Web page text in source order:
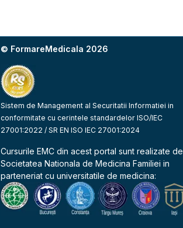
© FormareMedicala 2026
Sistem de Management al Securitatii Informatiei in
conformitate cu cerintele standardelor ISO/IEC
27001:2022 / SR EN ISO IEC 27001:2024
Cursurile EMC din acest portal sunt realizate de
Societatea Nationala de Medicina Familiei in
parteneriat cu universitatile de medicina: